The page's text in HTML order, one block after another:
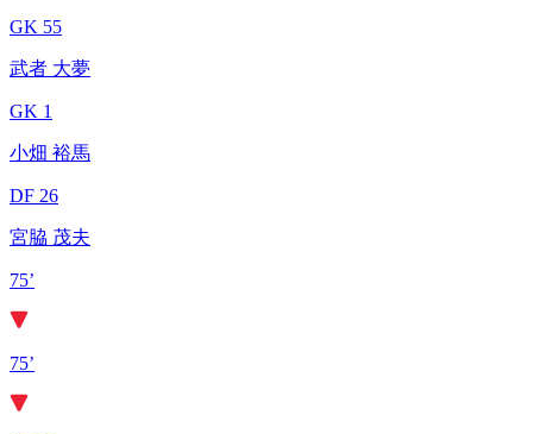
GK 55
武者 大夢
GK 1
小畑 裕馬
DF 26
宮脇 茂夫
75’
75’